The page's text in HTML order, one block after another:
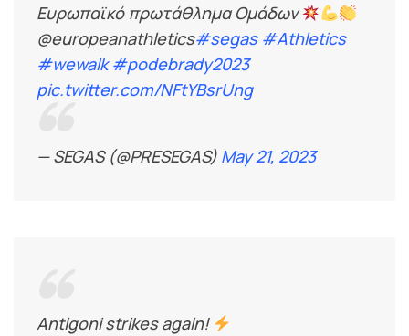
Ευρωπαϊκό πρωτάθλημα Ομάδων
@europeanathletics#segas #Athletics
#wewalk #podebrady2023
pic.twitter.com/NFtYBsrUng
— SEGAS (@PRESEGAS) May 21, 2023
Antigoni strikes again!